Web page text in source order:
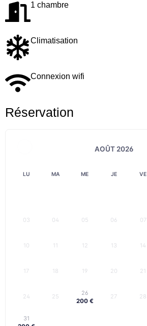
1 chambre
Climatisation
Connexion wifi
Réservation
AOÛT 2026
LU MA ME JE VE
03 04 05 06 07
10 11 12 13 14
17 18 19 20 21
24 25
26
200 €
27 28
31